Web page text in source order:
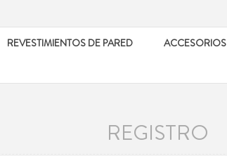
REVESTIMIENTOS DE PARED ACCESORIOS
REGISTRO